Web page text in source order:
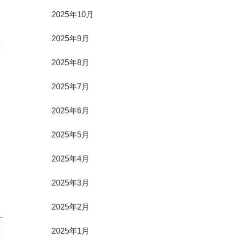
2025年10月
2025年9月
2025年8月
2025年7月
2025年6月
2025年5月
2025年4月
2025年3月
2025年2月
2025年1月